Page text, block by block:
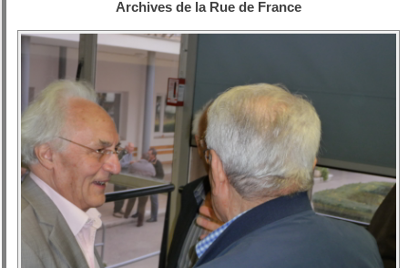
Archives de la Rue de France